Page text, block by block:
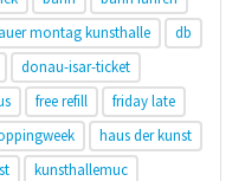
montag kunsthalle
db
donau-isar-ticket
free refill
friday late
haus der kunst
kunsthallemuc